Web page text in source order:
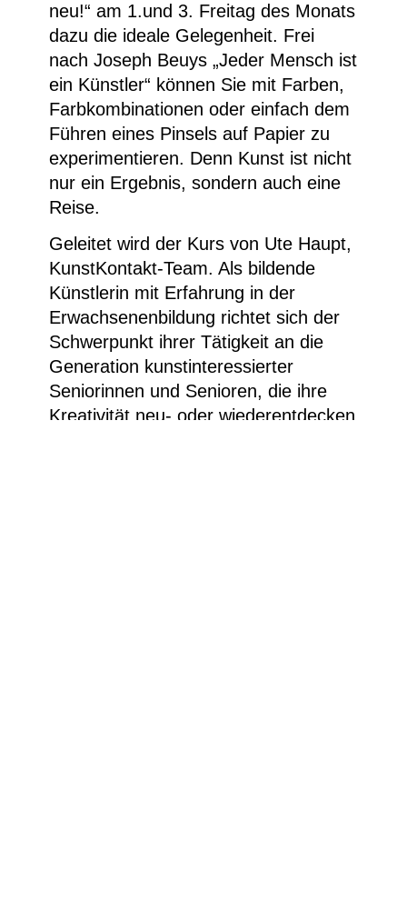
neu!“ am 1.und 3. Freitag des Monats
dazu die ideale Gelegenheit. Frei
nach Joseph Beuys „Jeder Mensch ist
ein Künstler“ können Sie mit Farben,
Farbkombinationen oder einfach dem
Führen eines Pinsels auf Papier zu
experimentieren. Denn Kunst ist nicht
nur ein Ergebnis, sondern auch eine
Reise.
Geleitet wird der Kurs von Ute Haupt,
KunstKontakt-Team. Als bildende
Künstlerin mit Erfahrung in der
Erwachsenenbildung richtet sich der
Schwerpunkt ihrer Tätigkeit an die
Generation kunstinteressierter
Seniorinnen und Senioren, die ihre
Kreativität neu- oder wiederentdecken